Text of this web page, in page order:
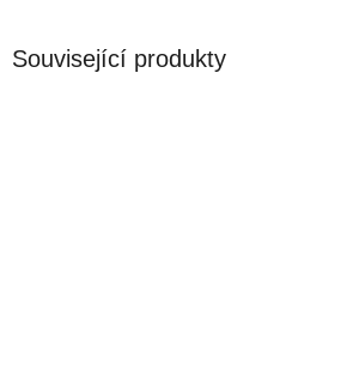
Související produkty